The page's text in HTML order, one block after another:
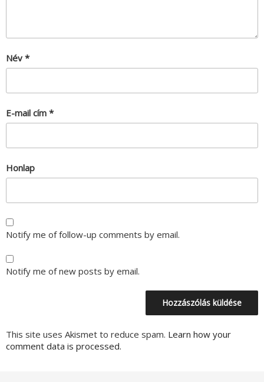
Név *
E-mail cím *
Honlap
Notify me of follow-up comments by email.
Notify me of new posts by email.
This site uses Akismet to reduce spam. Learn how your
comment data is processed.